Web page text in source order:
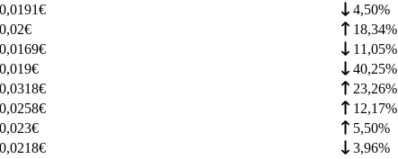
0,0191€ 4,50%
0,02€ 18,34%
0,0169€ 11,05%
0,019€ 40,25%
0,0318€ 23,26%
0,0258€ 12,17%
0,023€ 5,50%
0,0218€ 3,96%